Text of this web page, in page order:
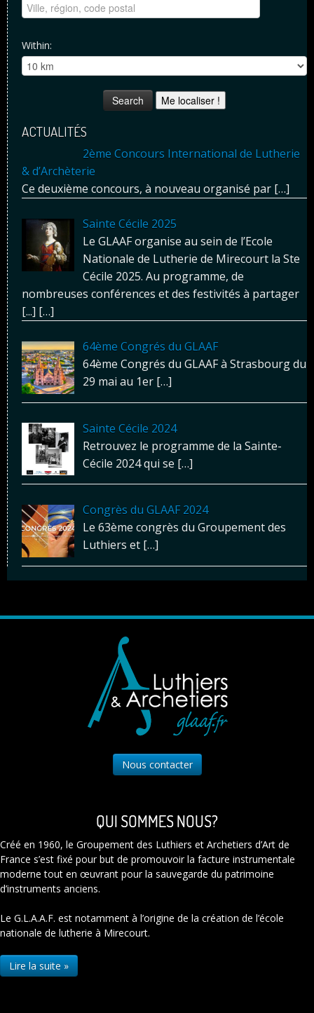
Within:
Me localiser !
ACTUALITÉS
2ème Concours International de Lutherie
& d’Archèterie
Ce deuxième concours, à nouveau organisé par […]
Sainte Cécile 2025
Le GLAAF organise au sein de l’Ecole
Nationale de Lutherie de Mirecourt la Ste
Cécile 2025. Au programme, de
nombreuses conférences et des festivités à partager
[...] […]
64ème Congrés du GLAAF
64ème Congrés du GLAAF à Strasbourg du
29 mai au 1er […]
Sainte Cécile 2024
Retrouvez le programme de la Sainte-
Cécile 2024 qui se […]
Congrès du GLAAF 2024
Le 63ème congrès du Groupement des
Luthiers et […]
Nous contacter
QUI SOMMES NOUS?
Créé en 1960, le Groupement des Luthiers et Archetiers d’Art de
France s’est fixé pour but de promouvoir la facture instrumentale
moderne tout en œuvrant pour la sauvegarde du patrimoine
d’instruments anciens.
Le G.L.A.A.F. est notamment à l’origine de la création de l’école
nationale de lutherie à Mirecourt.
Lire la suite »